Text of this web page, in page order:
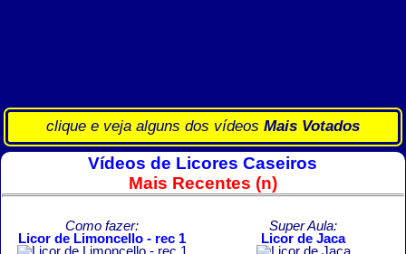
clique e veja alguns dos vídeos Mais Votados
Vídeos de Licores Caseiros
Mais Recentes (n)
Como fazer:
Licor de Limoncello - rec 1
Super Aula:
Licor de Jaca